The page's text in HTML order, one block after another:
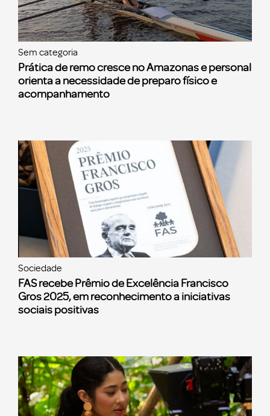
Sem categoria
Prática de remo cresce no Amazonas e personal
orienta a necessidade de preparo físico e
acompanhamento
Sociedade
FAS recebe Prêmio de Excelência Francisco
Gros 2025, em reconhecimento a iniciativas
sociais positivas